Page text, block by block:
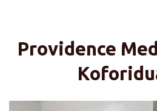
Providence